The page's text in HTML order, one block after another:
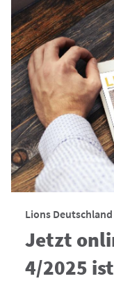
Lions Deutschland
Jetzt
4/2025